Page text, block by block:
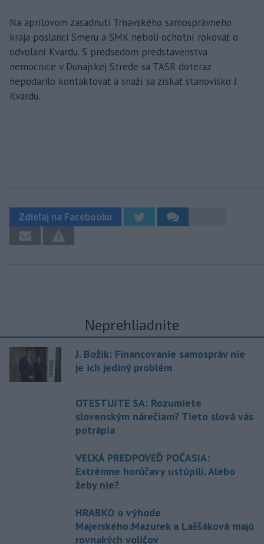
Na aprílovom zasadnutí Trnavského samosprávneho
kraja poslanci Smeru a SMK neboli ochotní rokovať o
odvolaní Kvardu. S predsedom predstavenstva
nemocnice v Dunajskej Strede sa TASR doteraz
nepodarilo kontaktovať a snaží sa získať stanovisko J.
Kvardu.
Zdieľaj na Facebooku
Neprehliadnite
J. Božik: Financovanie samospráv nie
je ich jediný problém
OTESTUJTE SA: Rozumiete
slovenským nárečiam? Tieto slová vás
potrápia
VEĽKÁ PREDPOVEĎ POČASIA:
Extrémne horúčavy ustúpili. Alebo
žeby nie?
HRABKO o výhode
Majerského:Mazurek a Laššáková majú
rovnakých voličov